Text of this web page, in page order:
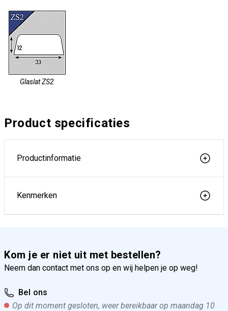
Glaslat ZS2
Product specificaties
Productinformatie
Kenmerken
Kom je er niet uit met bestellen?
Neem dan contact met ons op en wij helpen je op weg!
Bel ons
Op dit moment gesloten, weer bereikbaar op maandag 10